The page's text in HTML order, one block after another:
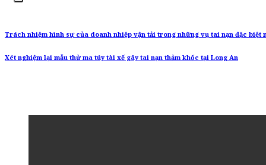
Trách nhiệm hình sự của doanh nhiệp vận tải trong những vụ tai nạn đặc biệt
Xét nghiệm lại mẫu thử ma túy tài xế gây tai nạn thảm khốc tại Long An